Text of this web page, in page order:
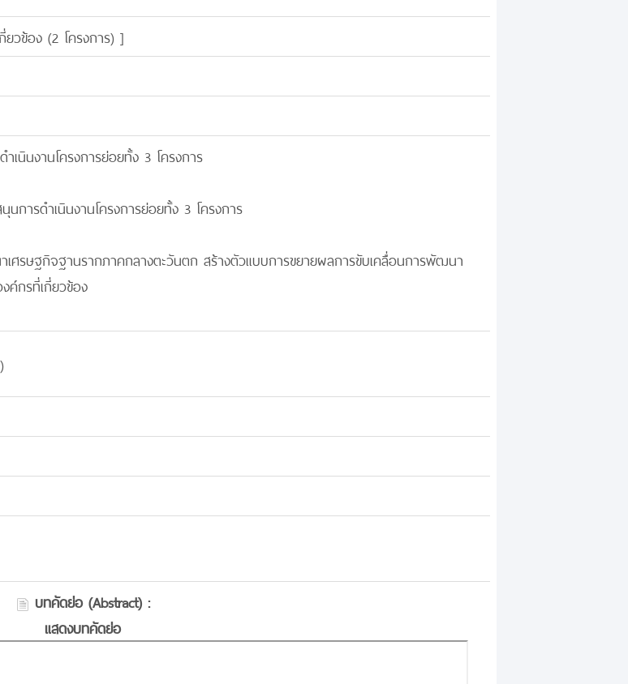
ยวข้อง (2 โครงการ) ]
ำเนินงานโครงการย่อยทั้ง 3 โครงการ
การดำเนินงานโครงการย่อยทั้ง 3 โครงการ
เศรษฐกิจฐานรากภาคกลางตะวันตก สร้างตัวแบบการขยายผลการขับเคลื่อนการพัฒนา
ค์กรที่เกี่ยวข้อง
บทคัดย่อ (Abstract) :
แสดงบทคัดย่อ